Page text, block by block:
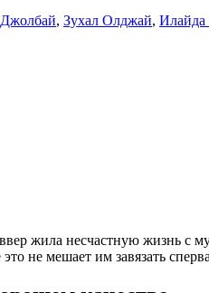
, Зухал Олджай,
жила несчастную жизнь
не мешает им завязать